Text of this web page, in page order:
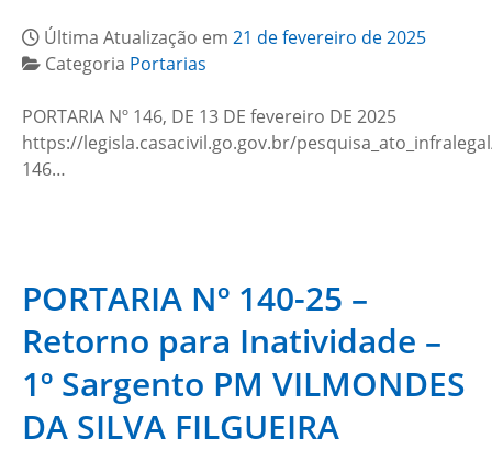
Última Atualização em 21 de fevereiro de 2025
Categoria Portarias
PORTARIA Nº 146, DE 13 DE fevereiro DE 2025
https://legisla.casacivil.go.gov.br/
146…
PORTARIA Nº 140-25 –
Retorno para Inatividade –
1º Sargento PM VILMONDES
DA SILVA FILGUEIRA